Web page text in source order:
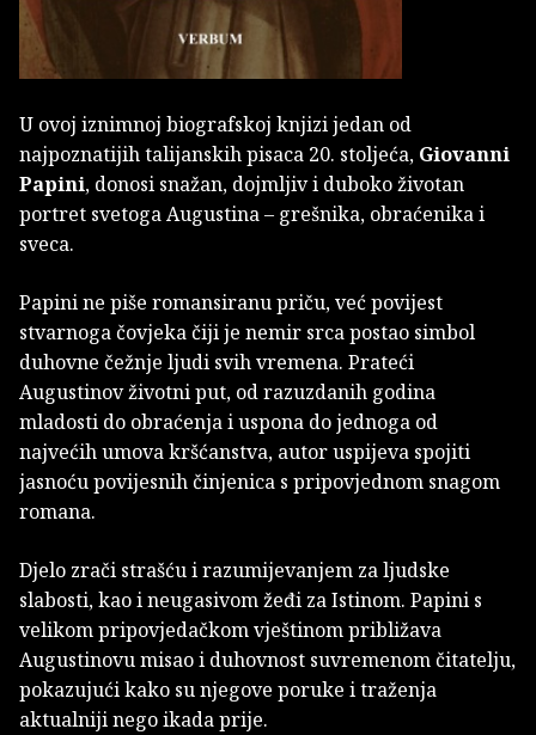
U ovoj iznimnoj biografskoj knjizi jedan od
najpoznatijih talijanskih pisaca 20. stoljeća, Giovanni
Papini, donosi snažan, dojmljiv i duboko životan
portret svetoga Augustina – grešnika, obraćenika i
sveca.
Papini ne piše romansiranu priču, već povijest
stvarnoga čovjeka čiji je nemir srca postao simbol
duhovne čežnje ljudi svih vremena. Prateći
Augustinov životni put, od razuzdanih godina
mladosti do obraćenja i uspona do jednoga od
najvećih umova kršćanstva, autor uspijeva spojiti
jasnoću povijesnih činjenica s pripovjednom snagom
romana.
Djelo zrači strašću i razumijevanjem za ljudske
slabosti, kao i neugasivom žeđi za Istinom. Papini s
velikom pripovjedačkom vještinom približava
Augustinovu misao i duhovnost suvremenom čitatelju,
pokazujući kako su njegove poruke i traženja
aktualniji nego ikada prije.